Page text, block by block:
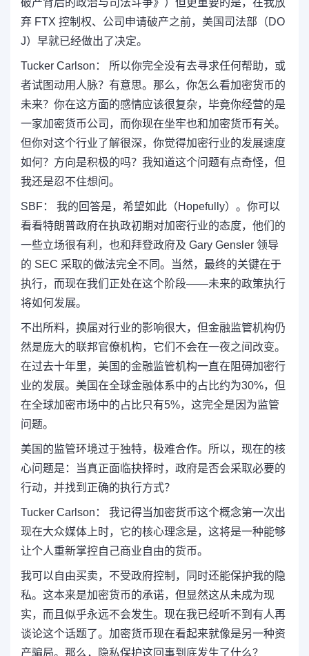
破产背后的政治与司法斗争》）但更重要的是，在我放
弃 FTX 控制权、公司申请破产之前，美国司法部（DO
J）早就已经做出了决定。
Tucker Carlson： 所以你完全没有去寻求任何帮助，或
者试图动用人脉？有意思。那么，你怎么看加密货币的
未来？你在这方面的感情应该很复杂，毕竟你经营的是
一家加密货币公司，而你现在坐牢也和加密货币有关。
但你对这个行业了解很深，你觉得加密行业的发展速度
如何？方向是积极的吗？我知道这个问题有点奇怪，但
我还是忍不住想问。
SBF： 我的回答是，希望如此（Hopefully）。你可以
看看特朗普政府在执政初期对加密行业的态度，他们的
一些立场很有利，也和拜登政府及 Gary Gensler 领导
的 SEC 采取的做法完全不同。当然，最终的关键在于
执行，而现在我们正处在这个阶段——未来的政策执行
将如何发展。
不出所料，换届对行业的影响很大，但金融监管机构仍
然是庞大的联邦官僚机构，它们不会在一夜之间改变。
在过去十年里，美国的金融监管机构一直在阻碍加密行
业的发展。美国在全球金融体系中的占比约为30%，但
在全球加密市场中的占比只有5%，这完全是因为监管
问题。
美国的监管环境过于独特，极难合作。所以，现在的核
心问题是：当真正面临抉择时，政府是否会采取必要的
行动，并找到正确的执行方式？
Tucker Carlson： 我记得当加密货币这个概念第一次出
现在大众媒体上时，它的核心理念是，这将是一种能够
让个人重新掌控自己商业自由的货币。
我可以自由买卖，不受政府控制，同时还能保护我的隐
私。这本来是加密货币的承诺，但显然这从未成为现
实，而且似乎永远不会发生。现在我已经听不到有人再
谈论这个话题了。加密货币现在看起来就像是另一种资
产骗局。那么，隐私保护这回事到底发生了什么？